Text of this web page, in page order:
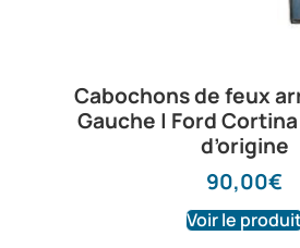
Cabochons de feux
Gauche | Ford Cortina
d’origine
90,00€
Voir le